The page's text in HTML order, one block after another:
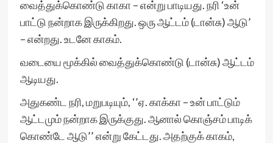
வைத்துக்கொண்டு காகா – என்று பாடியது. நரி ‘உன்
பாட்டு நன்றாக இருக்கிறது. ஒரு ஆட்டம் (டான்சு) ஆடு’
– என்றது. உடனே காகம்.
வடையை மூக்கில் வைத்துக்கொண்டு (டான்சு) ஆட்டம்
ஆடியது.
அதுகண்ட நரி, மறுபடியும், ‘’ஏ. காக்கா – உன் பாட்டும்
ஆட்டமும் நன்றாக இருக்குது. ஆனால் கொஞ்சம் பாடிக்
கொண்டே ஆடு’’ என்று கேட்டது. அதற்குக் காகம்,